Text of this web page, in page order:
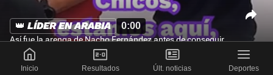
👑 LÍDER EN ARABIA 0:00
Así fue la arenga de Nacho Fernández antes de conseguir
el pase a
Inicio Resultados Últ. noticias Deportes